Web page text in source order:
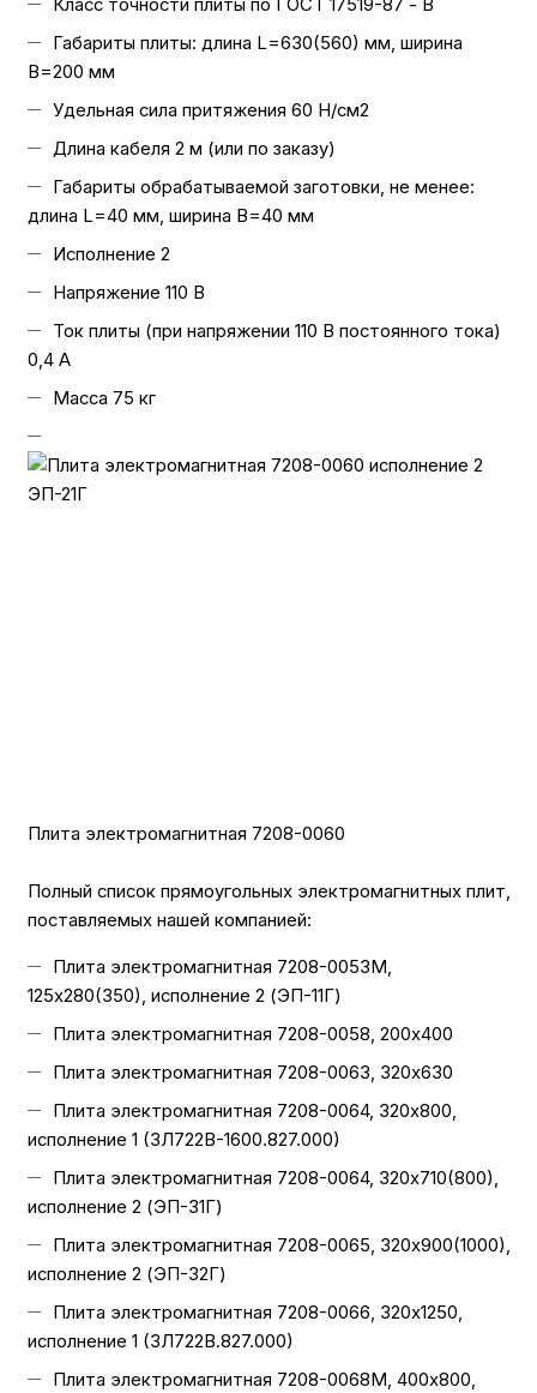
Класс точности плиты по ГОСТ 17519-87 - В
Габариты плиты: длина L=630(560) мм, ширина
B=200 мм
Удельная сила притяжения 60 Н/см2
Длина кабеля 2 м (или по заказу)
Габариты обрабатываемой заготовки, не менее:
длина L=40 мм, ширина B=40 мм
Исполнение 2
Напряжение 110 В
Ток плиты (при напряжении 110 В постоянного тока)
0,4 А
Масса 75 кг
Плита электромагнитная 7208-0060
Полный список прямоугольных электромагнитных плит,
поставляемых нашей компанией:
Плита электромагнитная 7208-0053М,
125х280(350), исполнение 2 (ЭП-11Г)
Плита электромагнитная 7208-0058, 200х400
Плита электромагнитная 7208-0063, 320х630
Плита электромагнитная 7208-0064, 320х800,
исполнение 1 (3Л722В-1600.827.000)
Плита электромагнитная 7208-0064, 320х710(800),
исполнение 2 (ЭП-31Г)
Плита электромагнитная 7208-0065, 320х900(1000),
исполнение 2 (ЭП-32Г)
Плита электромагнитная 7208-0066, 320х1250,
исполнение 1 (3Л722В.827.000)
Плита электромагнитная 7208-0068М, 400х800,